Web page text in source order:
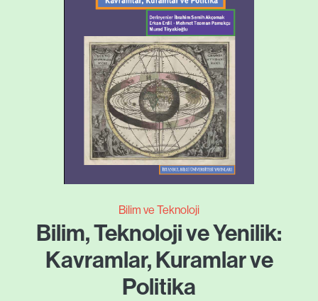
Bilim ve Teknoloji
Bilim, Teknoloji ve Yenilik:
Kavramlar, Kuramlar ve
Politika